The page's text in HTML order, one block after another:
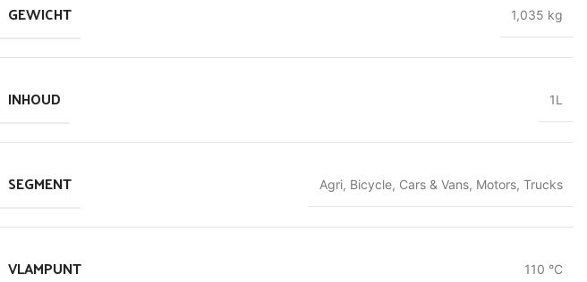
GEWICHT 1,035 kg
INHOUD 1L
SEGMENT Agri, Bicycle, Cars & Vans, Motors, Trucks
VLAMPUNT 110 °C